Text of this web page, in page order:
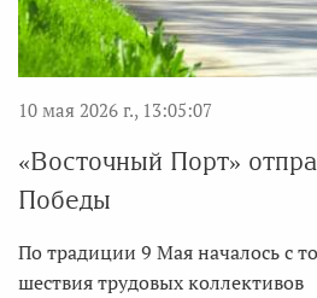
10 мая 2026 г., 13:05:07
«Восточный Порт»
Победы
По традиции 9 Мая началось с
шествия трудовых коллективов